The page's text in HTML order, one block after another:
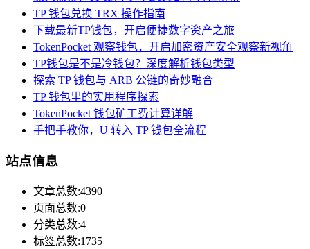
TP 钱包兑换 TRX 操作指南
下载最新TP钱包，开启便捷数字资产之旅
TokenPocket 观察钱包，开启加密资产安全观察新视角
TP钱包是不是冷钱包？深度解析钱包类型
探索 TP 钱包与 ARB 公链的奇妙融合
TP 钱包里的实用程序探索
TokenPocket 钱包矿工费计算详解
手把手教你，U 转入 TP 钱包全流程
站点信息
文章总数:4390
页面总数:0
分类总数:4
标签总数:1735